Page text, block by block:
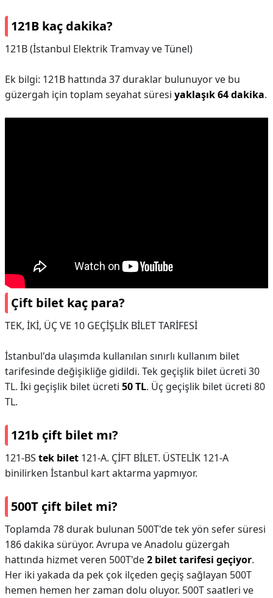
121B kaç dakika?
121B (İstanbul Elektrik Tramvay ve Tünel)
Ek bilgi: 121B hattında 37 duraklar bulunuyor ve bu
güzergah için toplam seyahat süresi yaklaşık 64 dakika.
Çift bilet kaç para?
TEK, İKİ, ÜÇ VE 10 GEÇİŞLİK BİLET TARİFESİ
İstanbul'da ulaşımda kullanılan sınırlı kullanım bilet
tarifesinde değişikliğe gidildi. Tek geçişlik bilet ücreti 30
TL. İki geçişlik bilet ücreti 50 TL. Üç geçişlik bilet ücreti 80
TL.
121b çift bilet mı?
121-BS tek bilet 121-A. ÇİFT BİLET. ÜSTELİK 121-A
binilirken İstanbul kart aktarma yapmıyor.
500T çift bilet mi?
Toplamda 78 durak bulunan 500T'de tek yön sefer süresi
186 dakika sürüyor. Avrupa ve Anadolu güzergah
hattında hizmet veren 500T'de2 bilet tarifesi geçiyor.
Her iki yakada da pek çok ilçeden geçiş sağlayan 500T
hemen hemen her zaman dolu oluyor. 500T saatleri ve